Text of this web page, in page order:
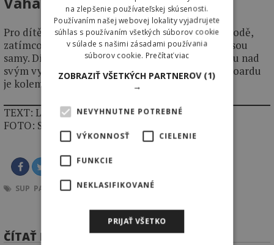
Pro dítě je těžké odnést dospělý paddleboard k vodě,
zatímco lehký dětský paddleboard si hravě odnesou
samy. Díky nízké váze plováku mají větší kontrolu nad
svým vybavením. Ideální váha dětského paddleboardu
je kolem 5–7 kg.
TEXT: LIBOR SAMEK
FOTO: SNOWBOARDEL, Archív Surfmagazin
SUP PADDLEBOARD DETI PADDLE
ČÍTAŤ ĎALEJ
na zlepšenie používateľskej skúsenosti.
Používaním našej webovej lokality vyjadrujete
súhlas s používaním všetkých súborov cookie
v súlade s našimi zásadami používania
súborov cookie. Prečítať viac
ZOBRAZIŤ VŠETKÝCH PARTNEROV (1)
→
NEVYHNUTNE POTREBNÉ
VÝKONNOSŤ CIELENIE
FUNKCIE
NEKLASIFIKOVANÉ
PRIJAŤ VŠETKO